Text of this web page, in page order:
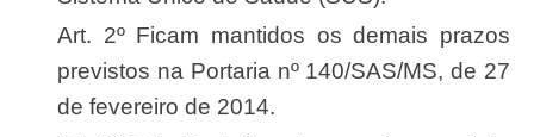
Art. 2º Ficam mantidos os demais prazos
previstos na Portaria nº 140/SAS/MS, de 27
de fevereiro de 2014.